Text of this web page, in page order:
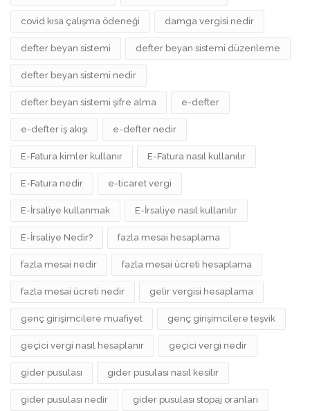
covid kısa çalışma ödeneği damga vergisi nedir
defter beyan sistemi defter beyan sistemi düzenleme
defter beyan sistemi nedir
defter beyan sistemi şifre alma e-defter
e-defter iş akışı e-defter nedir
E-Fatura kimler kullanır E-Fatura nasıl kullanılır
E-Fatura nedir e-ticaret vergi
E-İrsaliye kullanmak E-İrsaliye nasıl kullanılır
E-İrsaliye Nedir? fazla mesai hesaplama
fazla mesai nedir fazla mesai ücreti hesaplama
fazla mesai ücreti nedir gelir vergisi hesaplama
genç girişimcilere muafiyet genç girişimcilere teşvik
geçici vergi nasıl hesaplanır geçici vergi nedir
gider pusulası gider pusulası nasıl kesilir
gider pusulası nedir gider pusulası stopaj oranları